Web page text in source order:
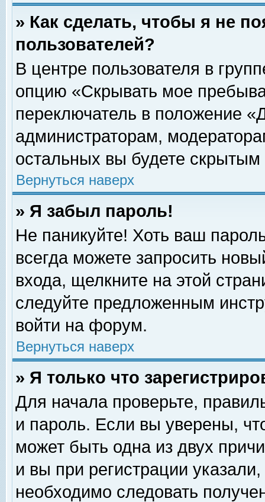
» Как сделать, чтобы я не
пользователей?
В центре пользователя в
опцию «Скрывать мое
переключатель в положение
администраторам,
остальных вы будете скрытым
Вернуться наверх
» Я забыл пароль!
Не паникуйте! Хоть ваш
всегда можете запросить
входа, щелкните на этой
следуйте предложенным
войти на форум.
Вернуться наверх
» Я только что
Для начала проверьте,
и пароль. Если вы уверены,
может быть одна из двух
и вы при регистрации
необходимо следовать